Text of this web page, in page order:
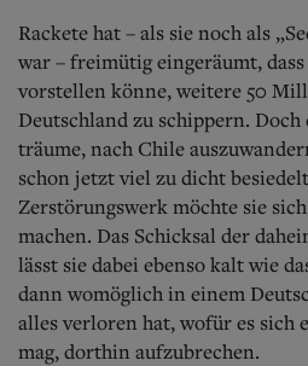
Rackete hat – als sie noch als
war – freimütig eingeräumt,
vorstellen könne, weitere 50
Deutschland zu schippern. Doch
träume, nach Chile
schon jetzt viel zu dicht
Zerstörungswerk möchte sie
machen. Das Schicksal der
lässt sie dabei ebenso kalt wie
dann womöglich in einem
alles verloren hat, wofür es sich
mag, dorthin aufzubrechen.